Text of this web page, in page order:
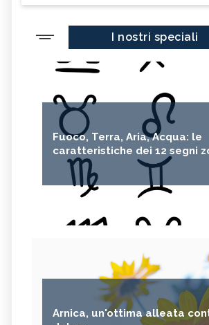
I nostri speciali
Fuoco, Terra, Aria, Acqua: le
caratteristiche dei 12 segni
Arnica, un'ottima alleata